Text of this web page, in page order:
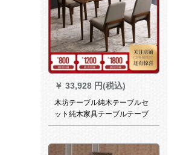
￥ 33,928 円(税込)
木坊テーブル純木テーブルセ
ット純木家具テーブルテーブ
ル純木テーブルテーブルテー
クミの木T 1305テーブル